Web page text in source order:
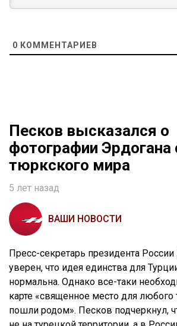
0 КОММЕНТАРИЕВ
Песков высказался о
фотографии Эрдогана
тюркского мира
5 лет назад
ВАШИ НОВОСТИ
Пресс-секретарь президента России
уверен, что идея единства для
нормальна. Однако все-таки
карте «священное место для любого
пошли родом». Песков подчеркнул,